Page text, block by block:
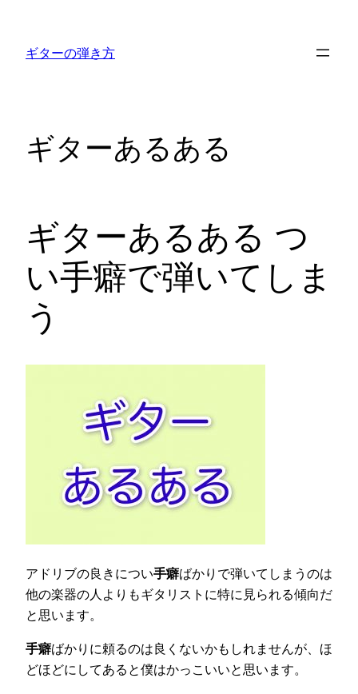
ギターの弾き方
ギターあるある
ギターあるある つ
い手癖で弾いてしま
う
アドリブの良きについ手癖ばかりで弾いてしまうのは
他の楽器の人よりもギタリストに特に見られる傾向だ
と思います。
手癖ばかりに頼るのは良くないかもしれませんが、ほ
どほどにしてあると僕はかっこいいと思います。